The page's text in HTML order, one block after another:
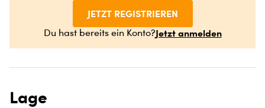
JETZT REGISTRIEREN
Du hast bereits ein Konto?Jetzt anmelden
Lage